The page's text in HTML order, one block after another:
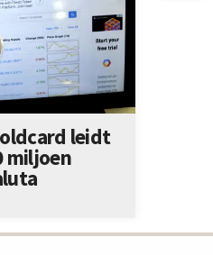
leidt
miljoen